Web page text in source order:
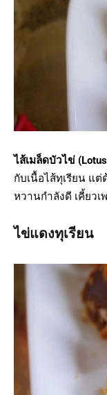
ไส้เมล็ดบัวไข่
กับเนื้อไส้ทุเรียน แ
หวานกำลังดี เคี้ยวเ
ไข่แดงทุเรียน